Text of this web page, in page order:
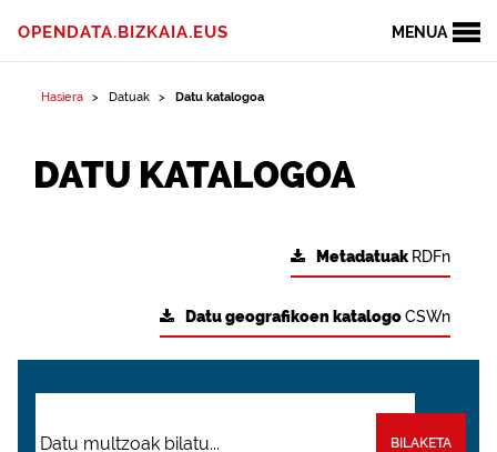
MENUA
OPENDATA.BIZKAIA.EUS
Hasiera Datuak Datu katalogoa
DATU KATALOGOA
Metadatuak RDFn
Datu geografikoen katalogoCSWn
BILAKETA